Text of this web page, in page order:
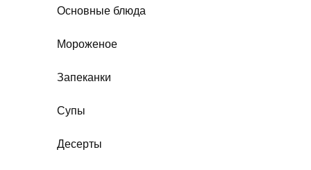
Основные блюда
Мороженое
Запеканки
Супы
Десерты